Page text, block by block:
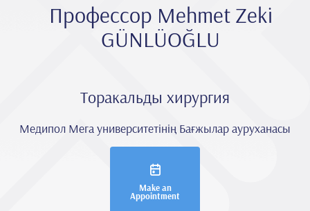
Профессор Mehmet Zeki̇
GÜNLÜOĞLU
Торакальды хирургия
Медипол Мега университетінің Бағжылар ауруханасы
Make an
Appointment